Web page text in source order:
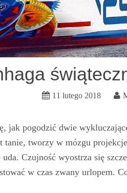
11 lutego 2018
jak pogodzić dwie
tanie, tworzy w mózgu
Czujność wyostrza się
w czas zwany urlopem.